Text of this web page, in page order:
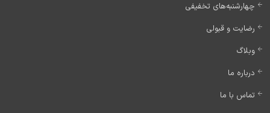
چهارشنبه‌های تخفیفی
رضایت و قبولی
وبلاگ
درباره ما
تماس با ما